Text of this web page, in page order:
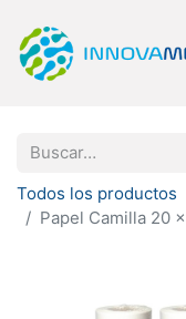
Todos los productos
Papel Camilla 20